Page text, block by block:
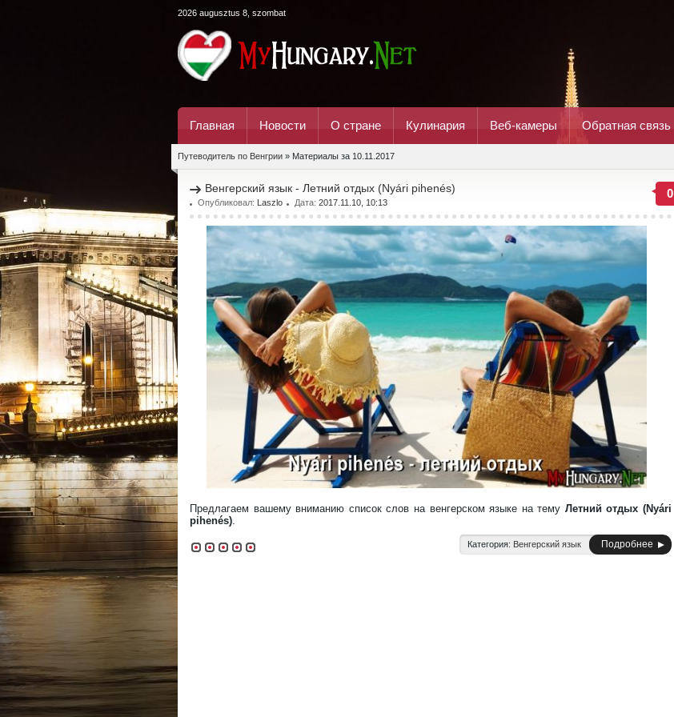
2026 augusztus 8, szombat
Главная Новости О стране Кулинария Веб-камеры Обратная связь
Путеводитель по Венгрии » Материалы за 10.11.2017
0
Венгерский язык - Летний отдых (Nyári pihenés)
Опубликовал: Laszlo Дата: 2017.11.10, 10:13
Предлагаем вашему вниманию список слов на венгерском языке на тему Летний отдых (Nyári
pihenés).
Категория: Венгерский язык Подробнее